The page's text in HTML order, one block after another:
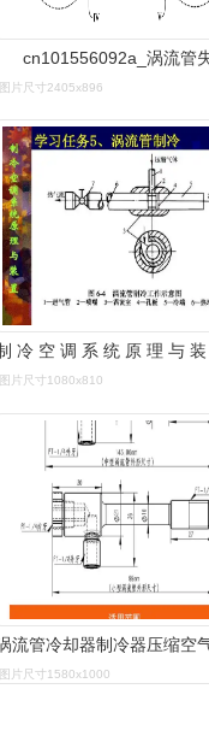
cn101556092a_涡流管
图片尺寸2405x896
图片尺寸1080x810
图片尺寸1580x1000